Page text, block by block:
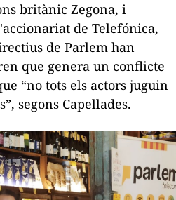
britànic Zegona, i
de Telefónica,
de Parlem han
que genera un conflicte
“no tots els actors juguin
segons Capellades.